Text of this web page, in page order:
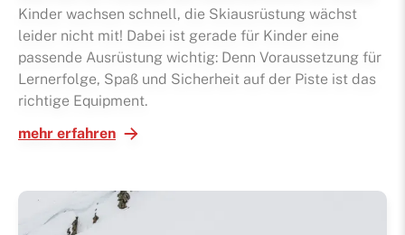
Kinder wachsen schnell, die Skiausrüstung wächst
leider nicht mit! Dabei ist gerade für Kinder eine
passende Ausrüstung wichtig: Denn Voraussetzung für
Lernerfolge, Spaß und Sicherheit auf der Piste ist das
richtige Equipment.
mehr erfahren